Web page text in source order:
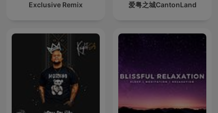
Exclusive Remix 爱粤之城CantonLand